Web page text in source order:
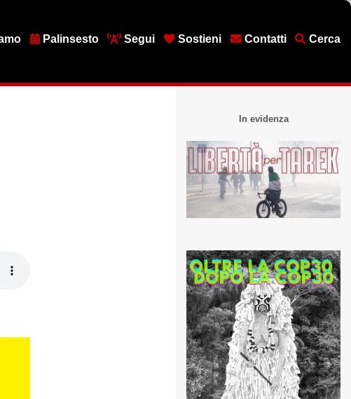
Palinsesto Segui Sostieni Contatti Cerca
In evidenza